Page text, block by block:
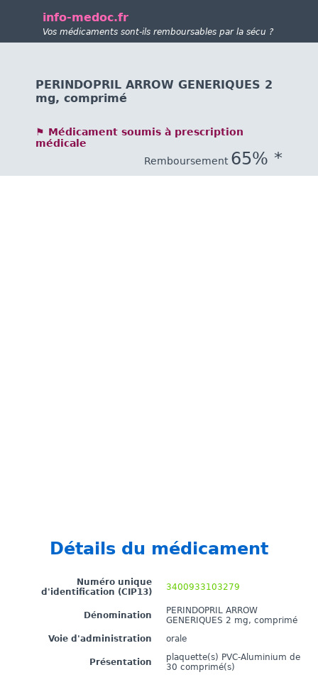
info-medoc.fr
Vos médicaments sont-ils remboursables par la sécu ?
PERINDOPRIL ARROW GENERIQUES 2
mg, comprimé
⚑ Médicament soumis à prescription
médicale
Remboursement 65% *
Détails du médicament
Numéro unique
d'identification (CIP13)
3400933103279
Dénomination
PERINDOPRIL ARROW
GENERIQUES 2 mg, comprimé
Voie d'administration
orale
Présentation
plaquette(s) PVC-Aluminium de
30 comprimé(s)